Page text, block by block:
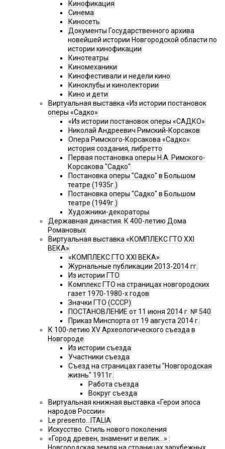
Кинофикация
Синема
Киносеть
Документы Государственного архива
новейшей истории Новгородской области по
истории кинофикации
Кинотеатры
Киномеханики
Кинофестивали и недели кино
Киноклубы и кинолектории
Кино и дети
Виртуальная выставка «Из истории постановок
оперы «Садко»
«Из истории постановок оперы «САДКО»
Николай Андреевич Римский-Корсаков
Опера Римского-Корсакова «Садко»:
история создания, либретто
Первая постановка оперы Н.А. Римского-
Корсакова "Садко"
Постановка оперы "Садко" в Большом
театре (1935г.)
Постановка оперы "Садко" в Большом
театре (1949г.)
Художники-декораторы
Державная династия. К 400-летию Дома
Романовых
Виртуальная выставка «КОМПЛЕКС ГТО XXI
ВЕКА»
«КОМПЛЕКС ГТО XXI ВЕКА»
Журнальные публикации 2013-2014 гг.
Из истории ГТО
Комплекс ГТО на страницах новгородских
газет 1970-1980-х годов
Значки ГТО (СССР)
ПОСТАНОВЛЕНИЕ от 11 июня 2014 г. № 540
Приказ Минспорта от 19 августа 2014 г.
К 100-летию XV Археологического съезда в
Новгороде
Из истории съезда
Участники съезда
Cъезд на страницах газеты "Новгородская
жизнь" 1911г.
Работа съезда
Вокруг съезда
Виртуальная книжная выставка «Герои эпоса
народов России»
Le presento...ITALIA
Искусство. Стиль нового поколения
«Город древен, знаменит и велик…» :